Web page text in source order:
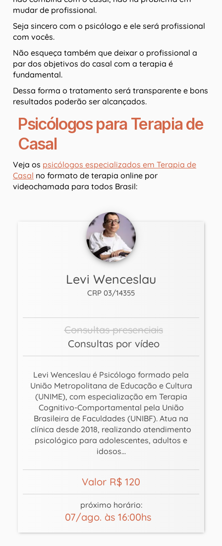
mudar de profissional.
Seja sincero com o psicólogo e ele será profissional
com vocês.
Não esqueça também que deixar o profissional a
par dos objetivos do casal com a terapia é
fundamental.
Dessa forma o tratamento será transparente e bons
resultados poderão ser alcançados.
Psicólogos para Terapia de
Casal
Veja os psicólogos especializados em Terapia de
Casal no formato de terapia online por
videochamada para todos Brasil:
Levi Wenceslau
CRP 03/14355
Consultas presenciais
Consultas por vídeo
Levi Wenceslau é Psicólogo formado pela
União Metropolitana de Educação e Cultura
(UNIME), com especialização em Terapia
Cognitivo-Comportamental pela União
Brasileira de Faculdades (UNIBF). Atua na
clínica desde 2018, realizando atendimento
psicológico para adolescentes, adultos e
idosos...
Valor R$ 120
próximo horário:
07/ago. às 16:00hs